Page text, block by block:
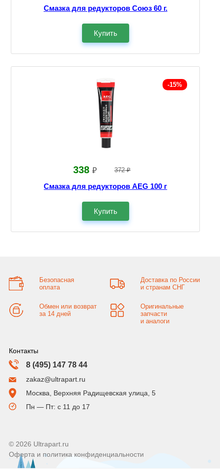
Смазка для редукторов Союз 60 г.
Купить
-15%
338 ₽ 372 ₽
Смазка для редукторов AEG 100 г
Купить
Безопасная
оплата
Доставка по России
и странам СНГ
Обмен или возврат
за 14 дней
Оригинальные
запчасти
и аналоги
Контакты
8 (495) 147 78 44
zakaz@ultrapart.ru
Москва, Верхняя Радищевская улица, 5
Пн — Пт: с 11 до 17
© 2026 Ultrapart.ru
Оферта и политика конфиденциальности